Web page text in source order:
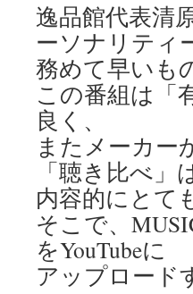
逸品館代表清
ーソナリティ
務めて早いも
この番組は「
良く、
またメーカー
「聴き比べ」
内容的にとて
そこで、
をYouTubeに
アップロード